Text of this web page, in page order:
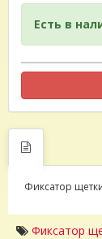
Есть в
Фиксатор
Фиксатор